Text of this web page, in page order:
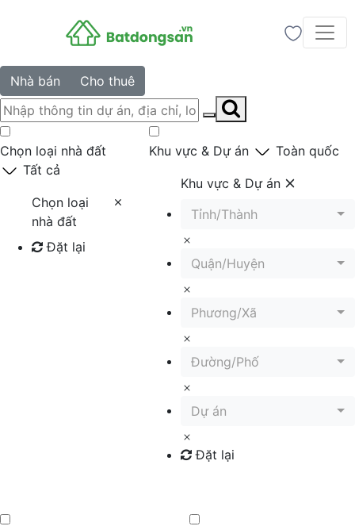
Nhà bán Cho thuê
Chọn loại nhà đất
Tất cả
Chọn loại
nhà đất
Đặt lại
Khu vực & Dự án Toàn quốc
Khu vực & Dự án
Tỉnh/Thành
Quận/Huyện
Phương/Xã
Đường/Phố
Dự án
Đặt lại